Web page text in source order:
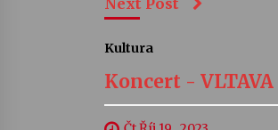
Next Post
Kultura
Koncert - VLTAVA